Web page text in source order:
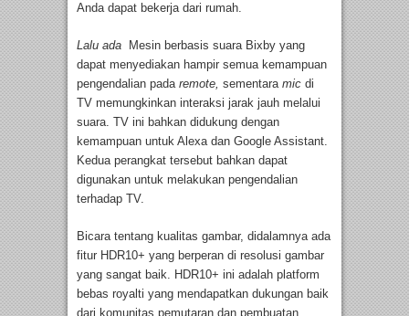
Anda dapat bekerja dari rumah.
Lalu ada
Mesin berbasis suara Bixby yang
dapat menyediakan hampir semua kemampuan
pengendalian pada remote, sementara mic di
TV memungkinkan interaksi jarak jauh melalui
suara. TV ini bahkan didukung dengan
kemampuan untuk Alexa dan Google Assistant.
Kedua perangkat tersebut bahkan dapat
digunakan untuk melakukan pengendalian
terhadap TV.
Bicara tentang kualitas gambar, didalamnya ada
fitur HDR10+ yang berperan di resolusi gambar
yang sangat baik. HDR10+ ini adalah platform
bebas royalti yang mendapatkan dukungan baik
dari komunitas pemutaran dan pembuatan